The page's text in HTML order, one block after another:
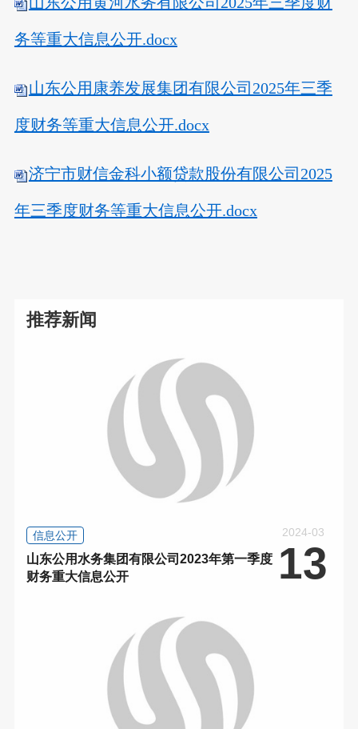
务等重大信息公开.docx
山东公用康养发展集团有限公司2025年三季
度财务等重大信息公开.docx
济宁市财信金科小额贷款股份有限公司2025
年三季度财务等重大信息公开.docx
推荐新闻
信息公开
山东公用水务集团有限公司2023年第一季度
财务重大信息公开
2024-03
13